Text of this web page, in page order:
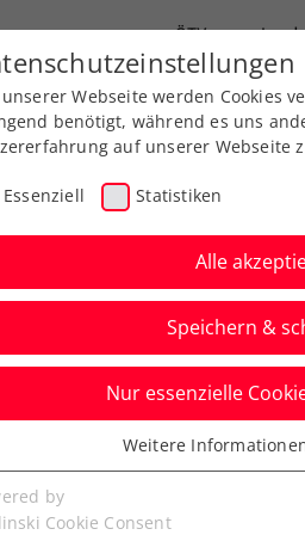
ÖTV
Ausbildung Services
on
in
Webseite werden Cookies
benötigt, während es uns
auf unserer Webseite
Essenziell Statistiken
Alle
Speichern &
Nur essenzielle
Cookies werden für
benötigt. Dadurch ist
Weitere
by
Cookie Consent